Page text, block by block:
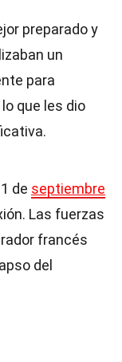
preparado y
un
para
que les dio
de septiembre
Las fuerzas
francés
del